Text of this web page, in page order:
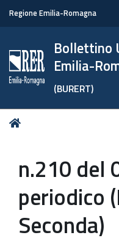
Regione Emilia-Romagna
Bollettino
Emilia-
(BURERT)
Tu
n.210 del
periodico
Seconda)